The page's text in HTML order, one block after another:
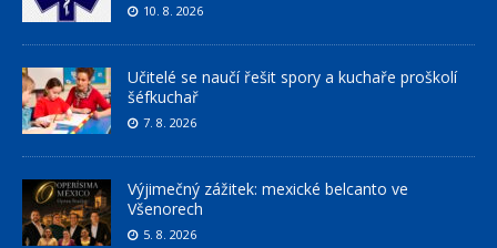
10. 8. 2026
Učitelé se naučí řešit spory a kuchaře proškolí
šéfkuchař
7. 8. 2026
Výjimečný zážitek: mexické belcanto ve
Všenorech
5. 8. 2026